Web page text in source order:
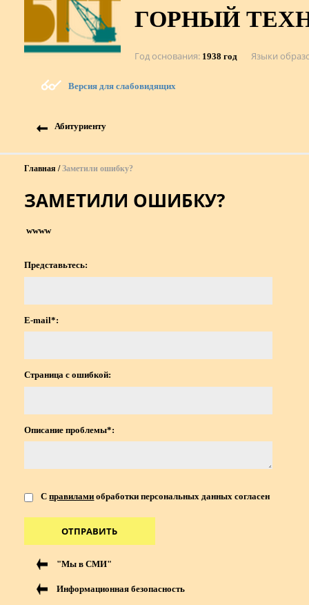
ГОРНЫЙ
Год основания 1938 год Языки
Версия для слабовидящих
Абитуриенту
Главная Заметили ошибку?
ЗАМЕТИЛИ ОШИБКУ?
wwww
Представьтесь:
E-mail*:
Страница с ошибкой:
Описание проблемы*:
Справилами обработки персональных данных согласен
ОТПРАВИТЬ
"Мы в СМИ"
Информационная безопасность